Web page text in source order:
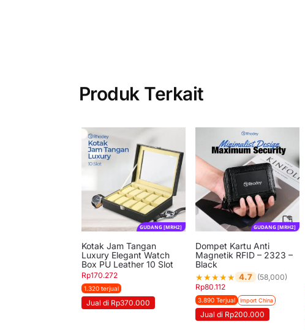
Produk Terkait
GUDANG [MRH2]
Kotak Jam Tangan
Luxury Elegant Watch
Box PU Leather 10 Slot
Rp170.272
1.320 terjual
Jual di Rp370.000
GUDANG [MRH2]
Dompet Kartu Anti
Magnetik RFID – 2323 –
Black
★★★★★ 4.7
(58,000)
Rp80.112
3.890 Terjual Import China
Jual di Rp200.000